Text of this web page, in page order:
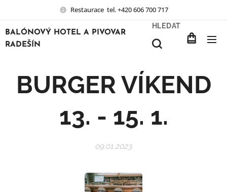
Restaurace tel. +420 606 700 717
BALÓNOVÝ HOTEL A PIVOVAR
RADEŠÍN
HLEDAT
BURGER VÍKEND
13. - 15. 1.
09.01.2023